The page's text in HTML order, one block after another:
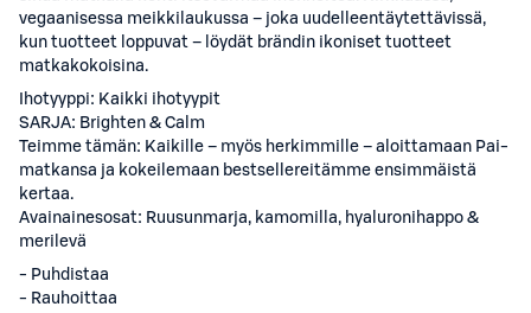
vegaanisessa meikkilaukussa – joka uudelleentäytettävissä,
kun tuotteet loppuvat – löydät brändin ikoniset tuotteet
matkakokoisina.
Ihotyyppi: Kaikki ihotyypit
SARJA: Brighten & Calm
Teimme tämän: Kaikille – myös herkimmille – aloittamaan Pai-
matkansa ja kokeilemaan bestsellereitämme ensimmäistä
kertaa.
Avainainesosat: Ruusunmarja, kamomilla, hyaluronihappo &
merilevä
- Puhdistaa
- Rauhoittaa